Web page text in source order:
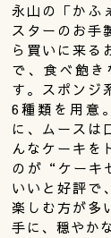
永山の「かふ
スターのお手
ら買いに来る
で、食べ飽
す。スポンジ
6種類を用意
に、ムースは
んなケーキを
のが“ケーキ
いいと好評で
楽しむ方が多
手に、穏やか